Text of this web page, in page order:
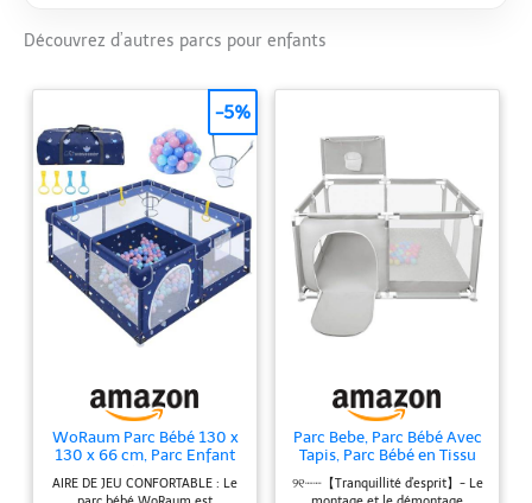
Découvrez d’autres parcs pour enfants
WoRaum Parc Bébé 130 x
130 x 66 cm, Parc Enfant
Balles, Filet Respirant, Sol
AIRE DE JEU CONFORTABLE : Le
-5%
Parc Bebe, Parc Bébé Avec
Tapis, Parc Bébé en Tissu
Oxford, Petit Parc Enfant
avec Barrières, Parc De
୨୧┈┈【Tranquillité d'esprit】- Le